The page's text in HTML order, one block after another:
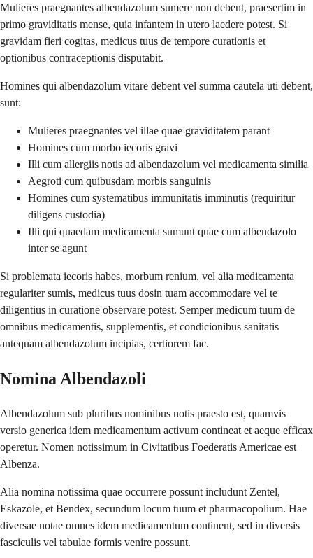
Mulieres praegnantes albendazolum sumere non debent, praesertim in
primo graviditatis mense, quia infantem in utero laedere potest. Si
gravidam fieri cogitas, medicus tuus de tempore curationis et
optionibus contraceptionis disputabit.
Homines qui albendazolum vitare debent vel summa cautela uti debent,
sunt:
Mulieres praegnantes vel illae quae graviditatem parant
Homines cum morbo iecoris gravi
Illi cum allergiis notis ad albendazolum vel medicamenta similia
Aegroti cum quibusdam morbis sanguinis
Homines cum systematibus immunitatis imminutis (requiritur
diligens custodia)
Illi qui quaedam medicamenta sumunt quae cum albendazolo
inter se agunt
Si problemata iecoris habes, morbum renium, vel alia medicamenta
regulariter sumis, medicus tuus dosin tuam accommodare vel te
diligentius in curatione observare potest. Semper medicum tuum de
omnibus medicamentis, supplementis, et condicionibus sanitatis
antequam albendazolum incipias, certiorem fac.
Nomina Albendazoli
Albendazolum sub pluribus nominibus notis praesto est, quamvis
versio generica idem medicamentum activum contineat et aeque efficax
operetur. Nomen notissimum in Civitatibus Foederatis Americae est
Albenza.
Alia nomina notissima quae occurrere possunt includunt Zentel,
Eskazole, et Bendex, secundum locum tuum et pharmacopolium. Hae
diversae notae omnes idem medicamentum continent, sed in diversis
fasciculis vel tabulae formis venire possunt.